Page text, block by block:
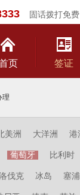
固话拨打免费
页 签证
理
美洲 大洋洲 港
葡萄牙 比利时
伐克 冰岛 塞